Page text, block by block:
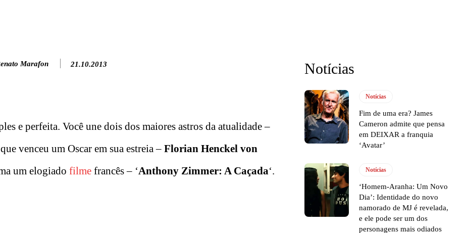
Marafon 21.10.2013
e perfeita. Você une dois dos maiores astros da atualidade –
venceu um Oscar em sua estreia – Florian Henckel von
um elogiado filme francês – ‘Anthony Zimmer: A Caçada‘.
Notícias
Notícias
Fim de uma era? James
Cameron admite que pensa
em DEIXAR a franquia
‘Avatar’
Notícias
‘Homem-Aranha: Um Novo
Dia’: Identidade do novo
namorado de MJ é revelada,
e ele pode ser um dos
personagens mais odiados